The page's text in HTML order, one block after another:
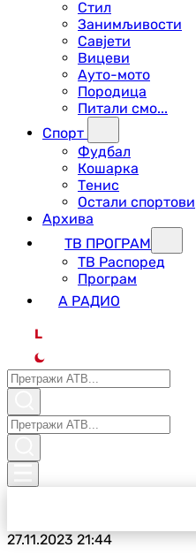
Стил
Занимљивости
Савјети
Вицеви
Ауто-мото
Породица
Питали смо...
Спорт
Фудбал
Кошарка
Тенис
Остали спортови
Архива
ТВ ПРОГРАМ
ТВ Распоред
Програм
А РАДИО
L
27.11.202321:44